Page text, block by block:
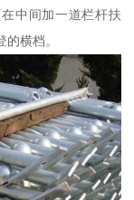
中间加一道栏杆扶
横档。